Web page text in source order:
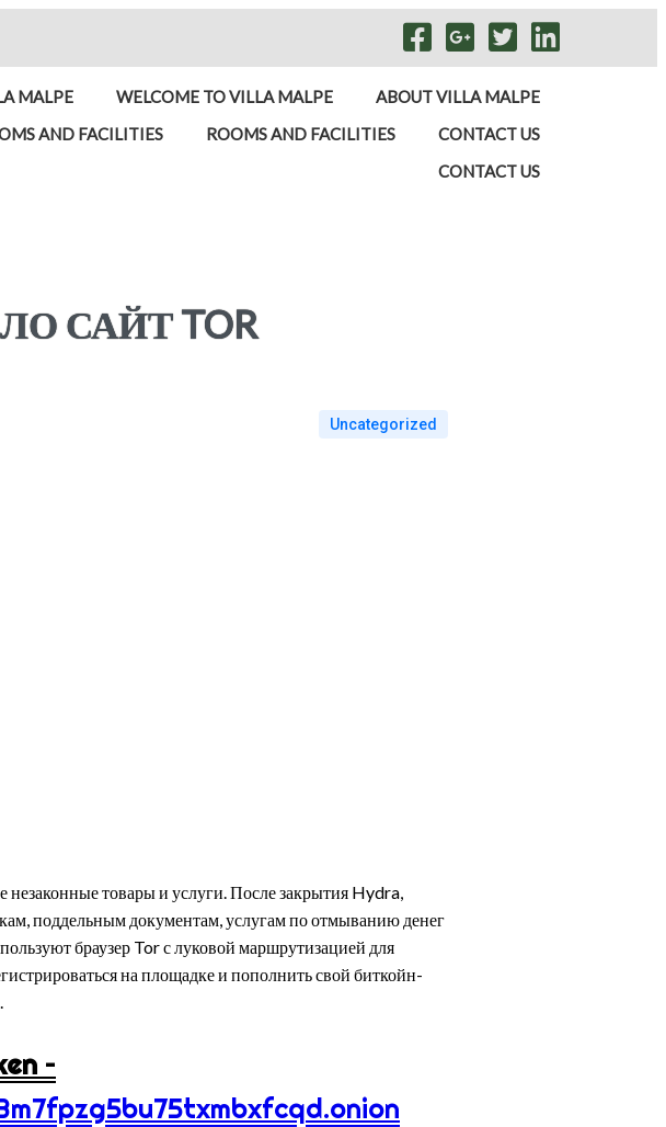
MALPE WELCOME TO VILLA MALPE
ABOUT VILLA MALPE
AND FACILITIES ROOMS AND FACILITIES
CONTACT US
CONTACT US
САЙТ TOR
Uncategorized
незаконные товары и услуги. После закрытия Hydra,
поддельным документам, услугам по отмыванию денег
браузер Tor с луковой маршрутизацией для
на площадке и пополнить свой биткойн-
–